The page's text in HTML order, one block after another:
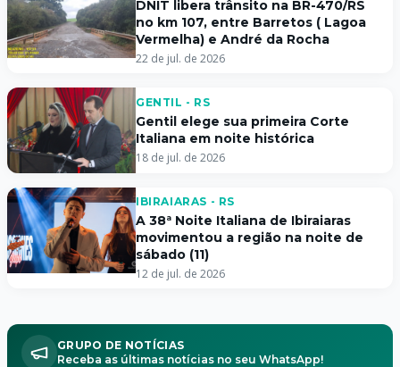
DNIT libera trânsito na BR-470/RS
no km 107, entre Barretos ( Lagoa
Vermelha) e André da Rocha
22 de jul. de 2026
GENTIL - RS
Gentil elege sua primeira Corte
Italiana em noite histórica
18 de jul. de 2026
IBIRAIARAS - RS
A 38ª Noite Italiana de Ibiraiaras
movimentou a região na noite de
sábado (11)
12 de jul. de 2026
GRUPO DE NOTÍCIAS
Receba as últimas notícias no seu WhatsApp!